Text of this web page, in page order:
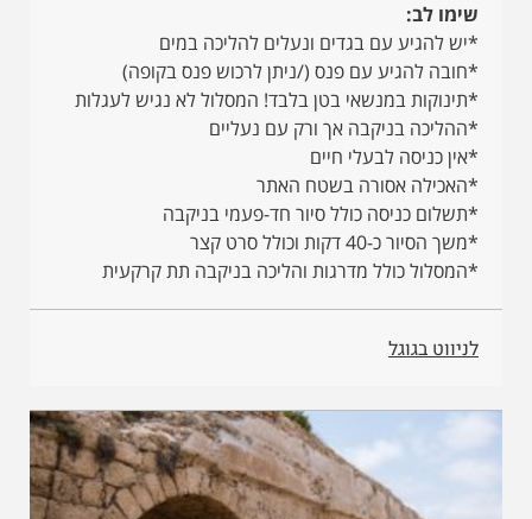
שימו לב:
*יש להגיע עם בגדים ונעלים להליכה במים
*חובה להגיע עם פנס (/ניתן לרכוש פנס בקופה)
*תינוקות במנשאי בטן בלבד! המסלול לא נגיש לעגלות
*ההליכה בניקבה אך ורק עם נעליים
*אין כניסה לבעלי חיים
*האכילה אסורה בשטח האתר
*תשלום כניסה כולל סיור חד-פעמי בניקבה
*משך הסיור כ-40 דקות וכולל סרט קצר
*המסלול כולל מדרגות והליכה בניקבה תת קרקעית
לניווט בגוגל